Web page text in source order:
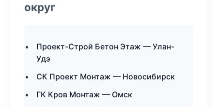
округ
Проект-Строй Бетон Этаж — Улан-
Удэ
СК Проект Монтаж — Новосибирск
ГК Кров Монтаж — Омск